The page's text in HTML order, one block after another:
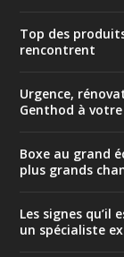
Top des
rencontrent
Urgence,
Genthod à votre
Boxe au grand
plus grands
Les signes
un spécialiste